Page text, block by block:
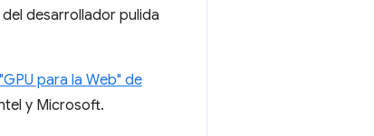
desarrollador pulida
para la Web" de
y Microsoft.